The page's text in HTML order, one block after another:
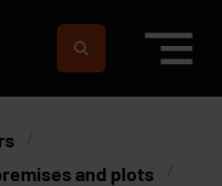
and plots